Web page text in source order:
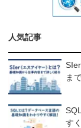
人気記事
ま
す